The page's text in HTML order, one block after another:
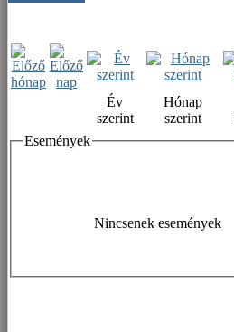
Év
szerint
Hónap
szerint
Események
Nincsenek események